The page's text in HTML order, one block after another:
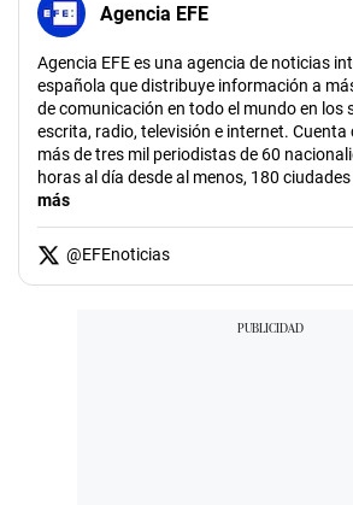
Agencia EFE
Agencia EFE es una agencia de noticias
española que distribuye información a
de comunicación en todo el mundo en los
escrita, radio, televisión e internet. Cuenta
más de tres mil periodistas de 60
horas al día desde al menos, 180
más
@EFEnoticias